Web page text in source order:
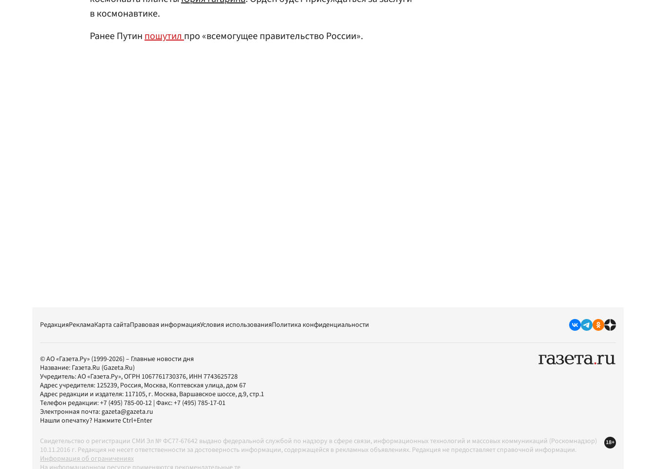
в космонавтике.
Ранее Путинпошутилпро «всемогущее правительство России».
РедакцияРекламаКарта сайтаПравовая информацияУсловия использованияПолитика конфиденциальности
© АО «Газета.Ру» (1999-2026) – Главные новости дня
Название: Газета.Ru (Gazeta.Ru)
Учредитель:АО «Газета.Ру», ОГРН 1067761730376, ИНН 7743625728
Адрес учредителя: 125239, Россия, Москва, Коптевская улица, дом 67
Адрес редакции и издателя: 117105, г. Москва, Варшавское шоссе, д.9, стр.1
Телефон редакции:+7 (495) 785-00-12 | Факс:+7 (495) 785-17-01
Электронная почта:gazeta@gazeta.ru
Нашли опечатку? Нажмите Ctrl+Enter
Свидетельство о регистрации СМИ Эл № ФС77-67642 выдано федеральной службой по надзору в сфере связи, информационных технологий и массовых коммуникаций (Роскомнадзор)
10.11.2016 г. Редакция не несет ответственности за достоверность информации, содержащейся в рекламных объявлениях. Редакция не предоставляет справочной информации.
Информация об ограничениях
18+